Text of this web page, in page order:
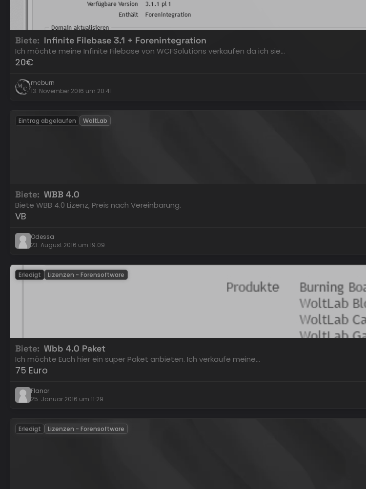
Biete Infinite Filebase 3.1 + Forenintegration
Ich möchte meine Infinite Filebase von WCFSolutions verkaufen da ich sie…
20€
mcburn
13. November 2016 um 20:41
Eintrag abgelaufen WoltLab
Biete WBB 4.0
Biete WBB 4.0 Lizenz, Preis nach Vereinbarung.
VB
Odessa
23. August 2016 um 19:09
Erledigt Lizenzen - Forensoftware
Biete Wbb 4.0 Paket
Ich möchte Euch hier ein super Paket anbieten. Ich verkaufe meine…
75 Euro
Flanor
25. Januar 2016 um 11:29
Erledigt Lizenzen - Forensoftware